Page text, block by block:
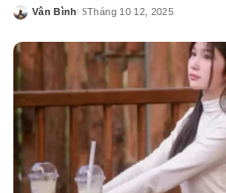
Posted
Vân Bình Tháng 10 12, 2025